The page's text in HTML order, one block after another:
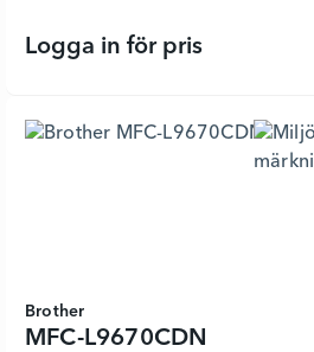
Logga in för prisMFC-
Brother
MFC-L9670CDN